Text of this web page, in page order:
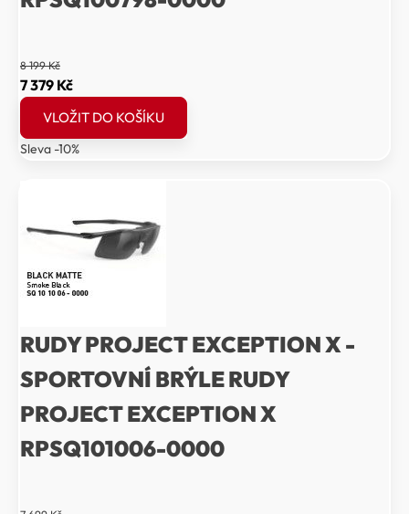
8 199Kč
Původní
cena
byla:
8
7 379 KčAktuální
cena
7
VLOŽIT DO KOŠÍKU
Sleva -10%
RUDY PROJECT EXCEPTION X -
SPORTOVNÍ BRÝLE RUDY
PROJECT EXCEPTION X
RPSQ101006-0000